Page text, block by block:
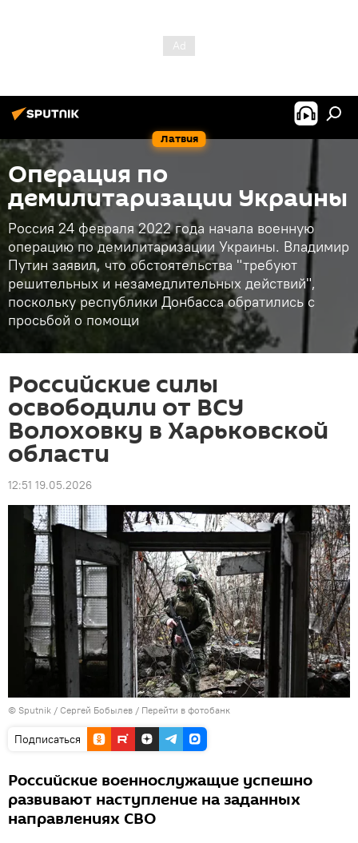
Латвия
Операция по
демилитаризации Украины
Россия 24 февраля 2022 года начала военную
операцию по демилитаризации Украины. Владимир
Путин заявил, что обстоятельства "требуют
решительных и незамедлительных действий",
поскольку республики Донбасса обратились с
просьбой о помощи
Российские силы
освободили от ВСУ
Волоховку в Харьковской
области
12:51 19.05.2026
© Sputnik / Сергей Бобылев / Перейти в фотобанк
Подписаться
Российские военнослужащие успешно
развивают наступление на заданных
направлениях СВО